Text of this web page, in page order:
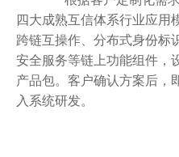
四大成熟互信体系行业应用
跨链互操作、分布式身份标
安全服务等链上功能组件，
产品包。客户确认方案后，
入系统研发。